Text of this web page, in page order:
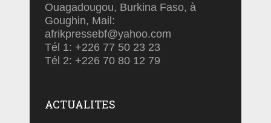
Ouagadougou, Burkina Faso, à
Goughin, Mail:
afrikpressebf@yahoo.com
Tél 1: +226 77 50 23 23
Tél 2: +226 70 80 12 79
ACTUALITES